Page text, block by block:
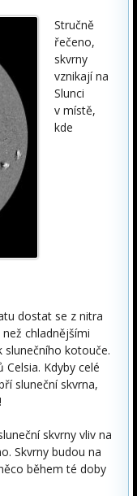
Stručně
řečeno,
skvrny
vznikají na
Slunci
v místě,
kde
dostat se z nitra
chladnějšími
kotouče.
Kdyby celé
sluneční skvrna,
skvrny vliv na
Skvrny budou na
během té doby